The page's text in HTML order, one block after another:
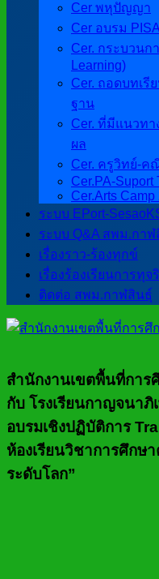
Cer พหุปัญญา
Cer อบรม PISA
Cer. กระบวนก
Learning)
Cer. ถอดบทเรี
ฐาน
Cer. ที่มีแนวท
ผล
Cer. ครูวิทย์-ค
Cer.PA-Suport
Cer.Arts Camp
ระบบ EPort-
ระบบ Q&A สพม.กาฬ
เรื่องราว-ร้องทุกข์
เรื่องร้องเรียนการทุจ
ติดต่อ สพม.กาฬสินธุ์
สำนักงานเขตพื้นที่กา
กับ โรงเรียนกาญจนา
อบรมเชิงปฏิบัติการ
ห้องเรียนวิชาการศึกษ
ระดับโลก”